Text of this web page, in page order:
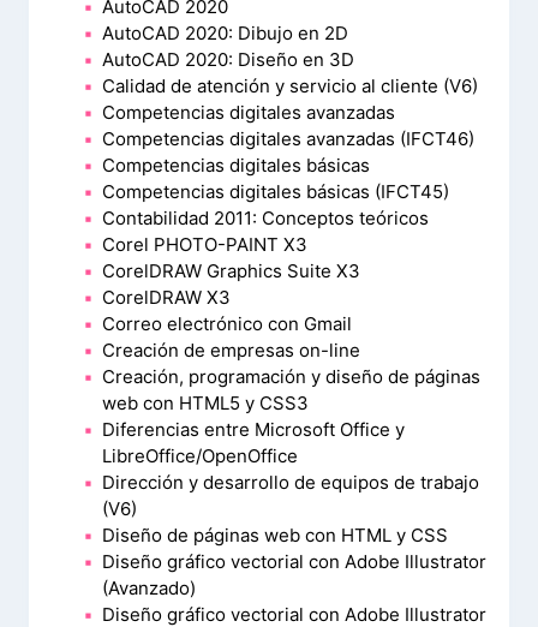
AutoCAD 2020
AutoCAD 2020: Dibujo en 2D
AutoCAD 2020: Diseño en 3D
Calidad de atención y servicio al cliente (V6)
Competencias digitales avanzadas
Competencias digitales avanzadas (IFCT46)
Competencias digitales básicas
Competencias digitales básicas (IFCT45)
Contabilidad 2011: Conceptos teóricos
Corel PHOTO-PAINT X3
CorelDRAW Graphics Suite X3
CorelDRAW X3
Correo electrónico con Gmail
Creación de empresas on-line
Creación, programación y diseño de páginas
web con HTML5 y CSS3
Diferencias entre Microsoft Office y
LibreOffice/OpenOffice
Dirección y desarrollo de equipos de trabajo
(V6)
Diseño de páginas web con HTML y CSS
Diseño gráfico vectorial con Adobe Illustrator
(Avanzado)
Diseño gráfico vectorial con Adobe Illustrator